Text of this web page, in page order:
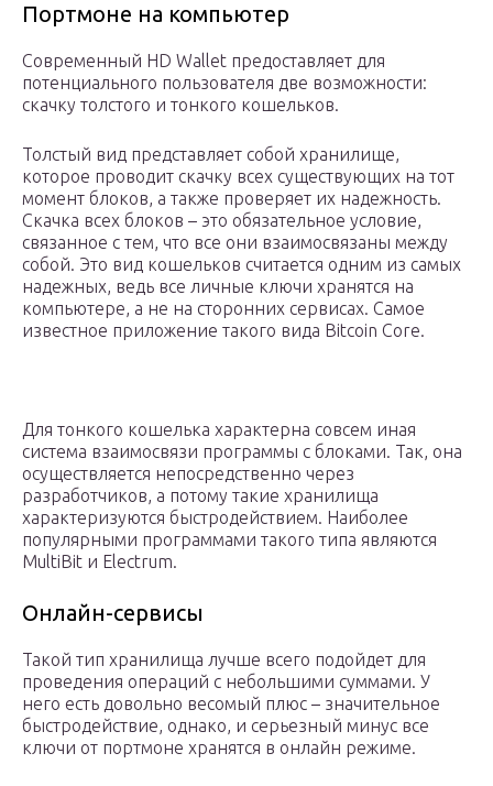
Портмоне на компьютер
Современный HD Wallet предоставляет для
потенциального пользователя две возможности:
скачку толстого и тонкого кошельков.
Толстый вид представляет собой хранилище,
которое проводит скачку всех существующих на тот
момент блоков, а также проверяет их надежность.
Скачка всех блоков – это обязательное условие,
связанное с тем, что все они взаимосвязаны между
собой. Это вид кошельков считается одним из самых
надежных, ведь все личные ключи хранятся на
компьютере, а не на сторонних сервисах. Самое
известное приложение такого вида Bitcoin Core.
Для тонкого кошелька характерна совсем иная
система взаимосвязи программы с блоками. Так, она
осуществляется непосредственно через
разработчиков, а потому такие хранилища
характеризуются быстродействием. Наиболее
популярными программами такого типа являются
MultiBit и Electrum.
Онлайн-сервисы
Такой тип хранилища лучше всего подойдет для
проведения операций с небольшими суммами. У
него есть довольно весомый плюс – значительное
быстродействие, однако, и серьезный минус все
ключи от портмоне хранятся в онлайн режиме.